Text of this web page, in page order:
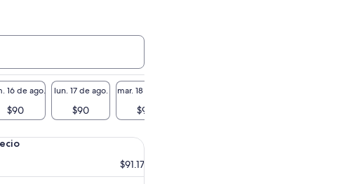
16 de ago.
$90
lun. 17 de ago.
$90
mar. 18 de ago.
$90
$91.17